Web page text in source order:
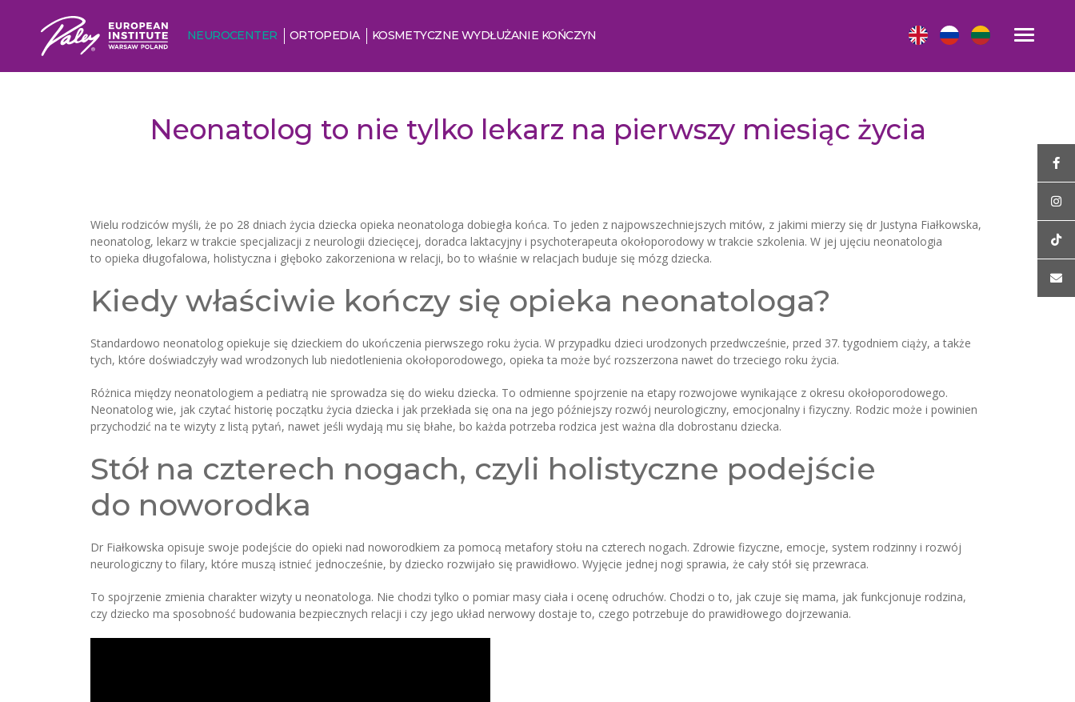
NEUROCENTER ORTOPEDIA KOSMETYCZNE WYDŁUŻANIE KOŃCZYN
Neonatolog to nie tylko lekarz na pierwszy miesiąc życia
Wielu rodziców myśli, że po 28 dniach życia dziecka opieka neonatologa dobiegła końca. To jeden z najpowszechniejszych mitów, z jakimi mierzy się dr Justyna Fiałkowska,
neonatolog, lekarz w trakcie specjalizacji z neurologii dziecięcej, doradca laktacyjny i psychoterapeuta okołoporodowy w trakcie szkolenia. W jej ujęciu neonatologia
to opieka długofalowa, holistyczna i głęboko zakorzeniona w relacji, bo to właśnie w relacjach buduje się mózg dziecka.
Kiedy właściwie kończy się opieka neonatologa?
Standardowo neonatolog opiekuje się dzieckiem do ukończenia pierwszego roku życia. W przypadku dzieci urodzonych przedwcześnie, przed 37. tygodniem ciąży, a także
tych, które doświadczyły wad wrodzonych lub niedotlenienia okołoporodowego, opieka ta może być rozszerzona nawet do trzeciego roku życia.
Różnica między neonatologiem a pediatrą nie sprowadza się do wieku dziecka. To odmienne spojrzenie na etapy rozwojowe wynikające z okresu okołoporodowego.
Neonatolog wie, jak czytać historię początku życia dziecka i jak przekłada się ona na jego późniejszy rozwój neurologiczny, emocjonalny i fizyczny. Rodzic może i powinien
przychodzić na te wizyty z listą pytań, nawet jeśli wydają mu się błahe, bo każda potrzeba rodzica jest ważna dla dobrostanu dziecka.
Stół na czterech nogach, czyli holistyczne podejście
do noworodka
Dr Fiałkowska opisuje swoje podejście do opieki nad noworodkiem za pomocą metafory stołu na czterech nogach. Zdrowie fizyczne, emocje, system rodzinny i rozwój
neurologiczny to filary, które muszą istnieć jednocześnie, by dziecko rozwijało się prawidłowo. Wyjęcie jednej nogi sprawia, że cały stół się przewraca.
To spojrzenie zmienia charakter wizyty u neonatologa. Nie chodzi tylko o pomiar masy ciała i ocenę odruchów. Chodzi o to, jak czuje się mama, jak funkcjonuje rodzina,
czy dziecko ma sposobność budowania bezpiecznych relacji i czy jego układ nerwowy dostaje to, czego potrzebuje do prawidłowego dojrzewania.